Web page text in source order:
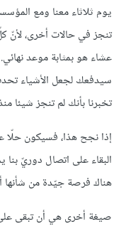
يوم ثلاثاء معنا ومع
تنجز في حالات أخرى، لأنّ
عشاء هو بمثابة موعد
سيدفعك لجعل الأشياء
تخبرنا بأنك لم تنجز شيئا
إذا نجح هذا، فسيكون حلّا
البقاء على اتصال دوريّ بنا
هناك فرصة جيّدة من شأنها
صيغة أخرى هي أن تبقى على